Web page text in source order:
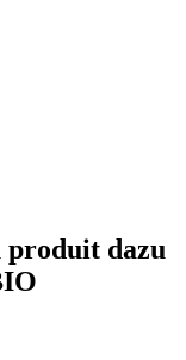
produit dazu